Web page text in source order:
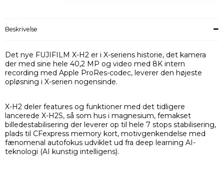
Beskrivelse
Det nye FUJIFILM X-H2 er i X-seriens historie, det kamera
der med sine hele 40,2 MP og video med 8K intern
recording med Apple ProRes-codec, leverer den højeste
opløsning i X-serien nogensinde.
X-H2 deler features og funktioner med det tidligere
lancerede X-H2S, så som hus i magnesium, femakset
billedestabilisering der leverer op til hele 7 stops stabilisering,
plads til CFexpress memory kort, motivgenkendelse med
fænomenal autofokus udviklet ud fra deep learning AI-
teknologi (AI kunstig intelligens).